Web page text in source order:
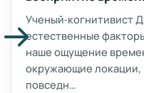
Ученый‑когнитивист
естественные
наше ощущение
окружающие локации,
повседн…